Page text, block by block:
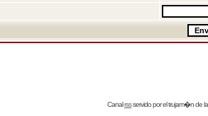
Canalrssservido por eltrujam�nde